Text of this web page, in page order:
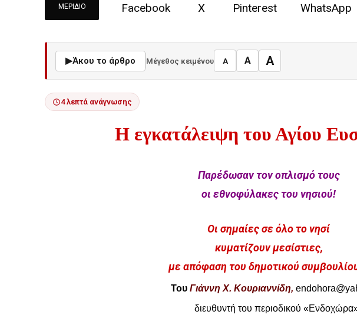
ΜΕΡΊΔΙΟ Facebook X Pinterest WhatsApp
▶Άκου το άρθρο Μέγεθος κειμένου A A A
4 λεπτά ανάγνωσης
Η εγκατάλειψη του Αγίου
Παρέδωσαν τον οπλισμό τους
οι εθνοφύλακες του νησιού!
Οι σημαίες σε όλο το νησί
κυματίζουν μεσίστιες,
με απόφαση του δημοτικού
ΤουΓιάννη Χ. Κουριαννίδη,endohora@
διευθυντή του περιοδικού